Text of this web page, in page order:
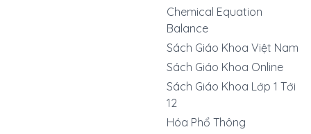
Chemical Equation
Balance
Sách Giáo Khoa Việt Nam
Sách Giáo Khoa Online
Sách Giáo Khoa Lớp 1 Tới
12
Hóa Phổ Thông